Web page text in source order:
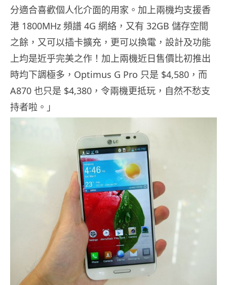
分適合喜歡個人化介面的用家。加上兩機均支援香
港 1800MHz 頻譜 4G 網絡，又有 32GB 儲存空間
之餘，又可以插卡擴充，更可以換電，設計及功能
上均是近乎完美之作！加上兩機近日售價比初推出
時均下調極多，Optimus G Pro 只是 $4,580，而
A870 也只是 $4,380，令兩機更抵玩，自然不愁支
持者啦。」